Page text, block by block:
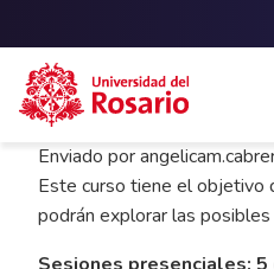
Pasar al contenido principal
Enviado por
Este curso tiene el objetivo
podrán explorar las